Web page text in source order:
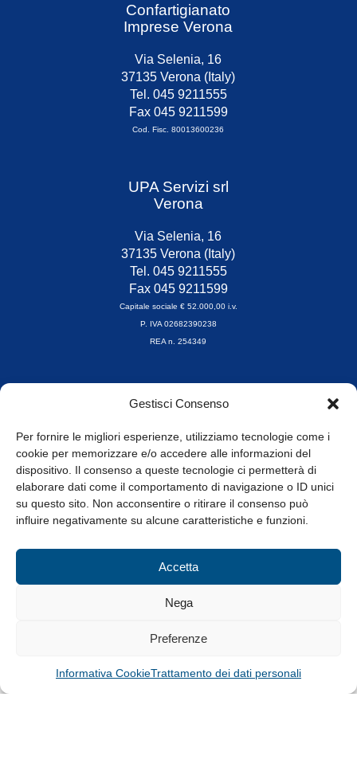
Gestisci Consenso
Per fornire le migliori esperienze, utilizziamo tecnologie come i
cookie per memorizzare e/o accedere alle informazioni del
dispositivo. Il consenso a queste tecnologie ci permetterà di
elaborare dati come il comportamento di navigazione o ID unici
su questo sito. Non acconsentire o ritirare il consenso può
influire negativamente su alcune caratteristiche e funzioni.
Accetta
Nega
Preferenze
Informativa CookieTrattamento dei dati personali
Confartigianato
Imprese Verona
Via Selenia, 16
37135 Verona (Italy)
Tel. 045 9211555
Fax 045 9211599
Cod. Fisc. 80013600236
UPA Servizi srl
Verona
Via Selenia, 16
37135 Verona (Italy)
Tel. 045 9211555
Fax 045 9211599
Capitale sociale € 52.000,00 i.v.
P. IVA 02682390238
REA n. 254349
Orari di apertura
8.30-13.00 / 14.00-17.30
Whistleblowing
© Tutti i diritti riservati
Privacy Policy e Cookie|Informativa Cookie